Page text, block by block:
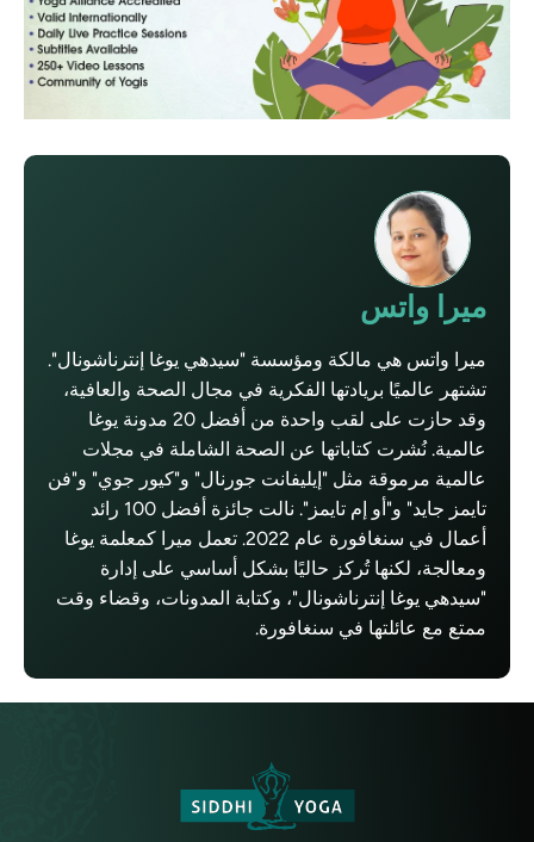
ميرا واتس
ميرا واتس هي مالكة ومؤسسة "سيدهي يوغا إنترناشونال".
تشتهر عالميًا بريادتها الفكرية في مجال الصحة والعافية،
وقد حازت على لقب واحدة من أفضل 20 مدونة يوغا
عالمية. نُشرت كتاباتها عن الصحة الشاملة في مجلات
عالمية مرموقة مثل "إيليفانت جورنال" و"كيور جوي" و"فن
تايمز جايد" و"أو إم تايمز". نالت جائزة أفضل 100 رائد
أعمال في سنغافورة عام 2022. تعمل ميرا كمعلمة يوغا
ومعالجة، لكنها تُركز حاليًا بشكل أساسي على إدارة
"سيدهي يوغا إنترناشونال"، وكتابة المدونات، وقضاء وقت
ممتع مع عائلتها في سنغافورة.